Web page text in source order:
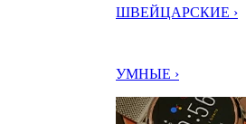
ШВЕЙЦАРСКИЕ ›
УМНЫЕ ›